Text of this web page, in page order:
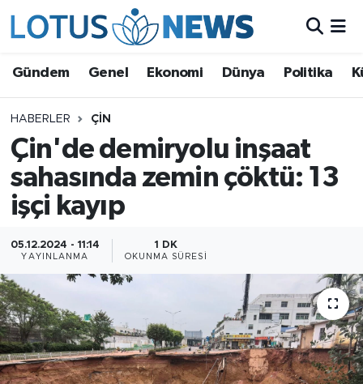
Gündem Genel Ekonomi Dünya Politika
HABERLER ÇIN
Çin'de demiryolu inşaat
sahasında zemin çöktü: 13
işçi kayıp
05.12.2024 - 11:14
YAYINLANMA
1 DK
OKUNMA SÜRESI
Ekonomi
Dünya
Politika
Bilim ve Teknoloji
Çin Fuarları